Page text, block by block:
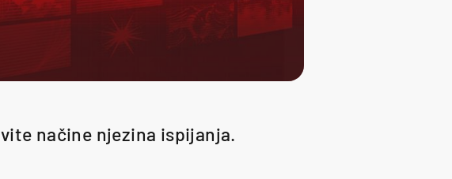
načine njezina ispijanja.